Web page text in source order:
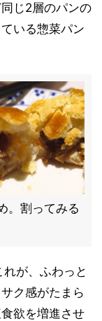
じ2層のパンの
いる惣菜パン
。割ってみる
が、ふわっと
ク感がたまら
欲を増進させ